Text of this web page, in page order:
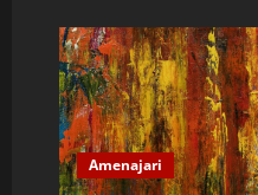
confecțiilor
metalice
în
viața
noastră
Amenajari